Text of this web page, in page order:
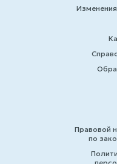
Правовой
по